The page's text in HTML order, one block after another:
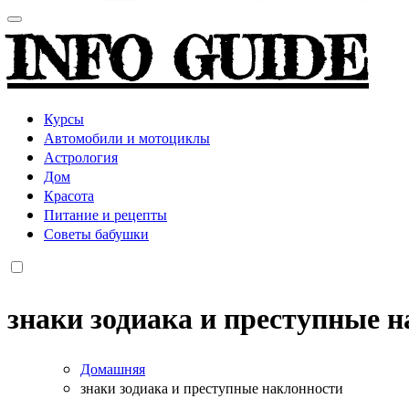
INFO GUIDE
Курсы
Автомобили и мотоциклы
Астрология
Дом
Красота
Питание и рецепты
Советы бабушки
знаки зодиака и преступные
Домашняя
знаки зодиака и преступные наклонности